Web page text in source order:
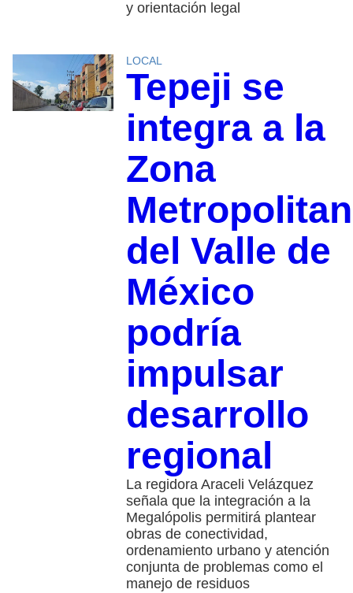
y orientación legal
LOCAL
Tepeji se
integra a la
Zona
del Valle de
México
podría
impulsar
desarrollo
regional
La regidora Araceli Velázquez
señala que la integración a la
Megalópolis permitirá plantear
obras de conectividad,
ordenamiento urbano y atención
conjunta de problemas como el
manejo de residuos